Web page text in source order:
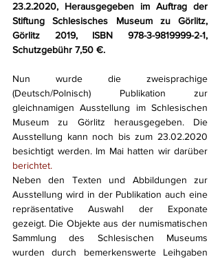
23.2.2020, Herausgegeben im Auftrag der
Stiftung Schlesisches Museum zu Görlitz,
Görlitz 2019, ISBN 978-3-9819999-2-1,
Schutzgebühr 7,50 €.
Nun wurde die zweisprachige
(Deutsch/Polnisch) Publikation zur
gleichnamigen Ausstellung im Schlesischen
Museum zu Görlitz herausgegeben. Die
Ausstellung kann noch bis zum 23.02.2020
berichtet.
Neben den Texten und Abbildungen zur
Ausstellung wird in der Publikation auch eine
repräsentative Auswahl der Exponate
gezeigt. Die Objekte aus der numismatischen
Sammlung des Schlesischen Museums
wurden durch bemerkenswerte Leihgaben